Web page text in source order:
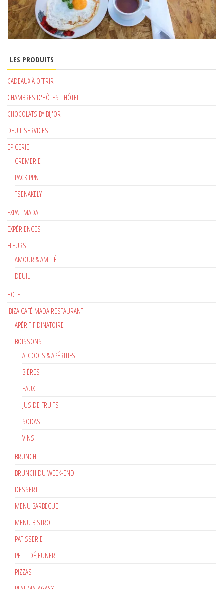
LES PRODUITS
CADEAUX À OFFRIR
CHAMBRES D'HÔTES - HÔTEL
CHOCOLATS BY BIJ'OR
DEUIL SERVICES
EPICERIE
CREMERIE
PACK PPN
TSENAKELY
EXPAT-MADA
EXPÉRIENCES
FLEURS
AMOUR & AMITIÉ
DEUIL
HOTEL
IBIZA CAFÉ MADA RESTAURANT
APÉRITIF DINATOIRE
BOISSONS
ALCOOLS & APÉRITIFS
BIÈRES
EAUX
JUS DE FRUITS
SODAS
VINS
BRUNCH
BRUNCH DU WEEK-END
DESSERT
MENU BARBECUE
MENU BISTRO
PATISSERIE
PETIT-DÉJEUNER
PIZZAS